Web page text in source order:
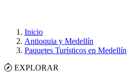
Inicio
Antioquia y Medellín
Paquetes Turísticos en Medellín
EXPLORAR